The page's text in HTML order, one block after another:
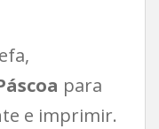
para
e imprimir.